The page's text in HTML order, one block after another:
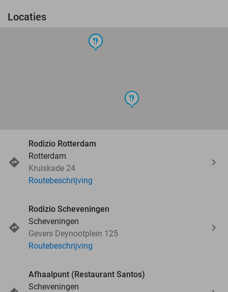
Locaties
food
food
food
Rodizio Rotterdam
Rotterdam
Kruiskade 24
Routebeschrijving
Rodizio Scheveningen
Scheveningen
Gevers Deynootplein 125
Routebeschrijving
Afhaalpunt (Restaurant Santos)
Scheveningen